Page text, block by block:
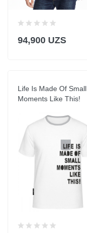
94,900 UZS
Life Is Made Of Small
Moments Like This!